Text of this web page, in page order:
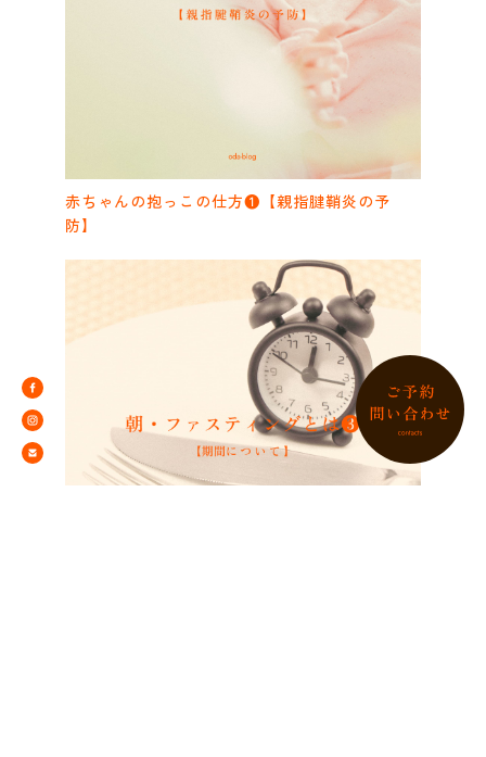
赤ちゃんの抱っこの仕方❶【親指腱鞘炎の予
防】